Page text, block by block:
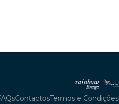
ContactosTermos e Condições